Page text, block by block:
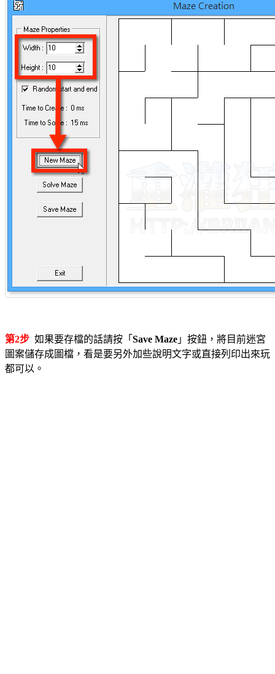
第2步 如果要存檔的話請按「 Save Maze 」按鈕，將目前迷宮
圖案儲存成圖檔，看是要另外加些說明文字或直接列印出來玩
都可以。